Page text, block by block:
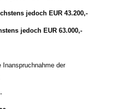
jedoch EUR 43.200,-
jedoch EUR 63.000,-
Inanspruchnahme der